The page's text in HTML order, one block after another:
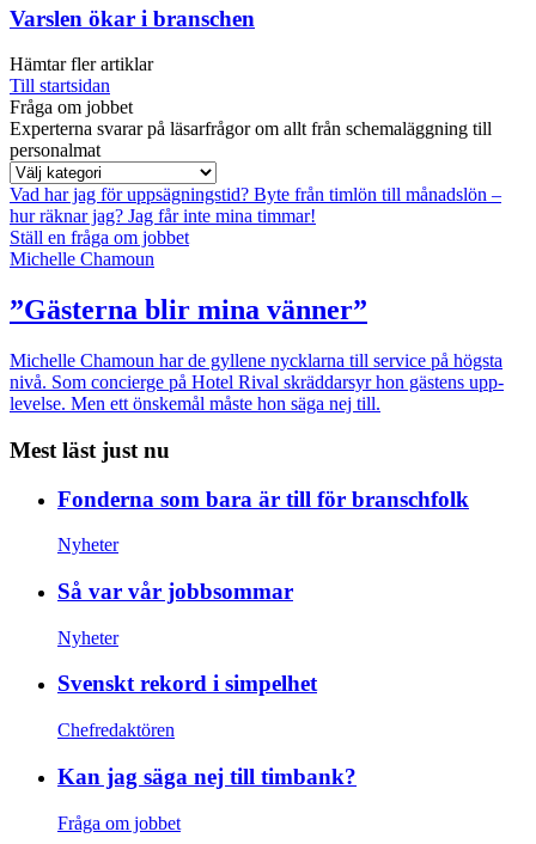
Varslen ökar i branschen
Hämtar fler artiklar
Till startsidan
Fråga om jobbet
Experterna svarar på läsarfrågor om allt från schemaläggning till
personalmat
Vad har jag för uppsägningstid? Byte från timlön till månadslön –
hur räknar jag? Jag får inte mina timmar!
Ställ en fråga om jobbet
Michelle Chamoun
”Gästerna blir mina vänner”
Michelle Chamoun har de gyllene nycklarna till service på högsta
nivå. Som concierge på Hotel Rival skräddarsyr hon gästens upp­
levelse. Men ett önskemål måste hon säga nej till.
Mest läst just nu
Fonderna som bara är till för branschfolk
Nyheter
Så var vår jobbsommar
Nyheter
Svenskt rekord i simpelhet
Chefredaktören
Kan jag säga nej till timbank?
Fråga om jobbet